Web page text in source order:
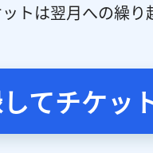
トは翌月への繰り
てチケッ